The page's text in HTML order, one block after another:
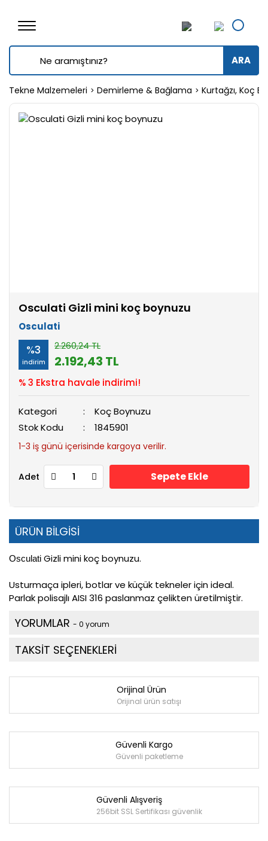
ARA
Tekne Malzemeleri Demirleme & Bağlama Kurtağzı, Koç
Osculati Gizli mini koç boynuzu
Osculati
%3
indirim
2.260,24 TL
2.192,43 TL
% 3 Ekstra havale indirimi!
Kategori
Koç Boynuzu
Stok Kodu
1845901
1-3 iş günü içerisinde kargoya verilir.
Adet Sepete Ekle
ÜRÜN BİLGİSİ
Osculati Gizli mini koç boynuzu.
Usturmaça ipleri, botlar ve küçük tekneler için ideal.
Parlak polisajlı AISI 316 paslanmaz çelikten üretilmiştir.
YORUMLAR - 0 yorum
TAKSİT SEÇENEKLERİ
Orijinal Ürün
Orijinal ürün satışı
Güvenli Kargo
Güvenli paketleme
Güvenli Alışveriş
256bit SSL Sertifikası güvenlik